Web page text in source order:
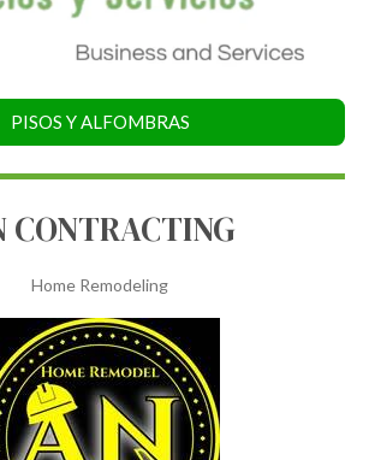
PISOS Y ALFOMBRAS
CONTRACTING
Home Remodeling